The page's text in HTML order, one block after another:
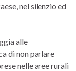
nel silenzio ed
alle
di non parlare
nelle aree rurali